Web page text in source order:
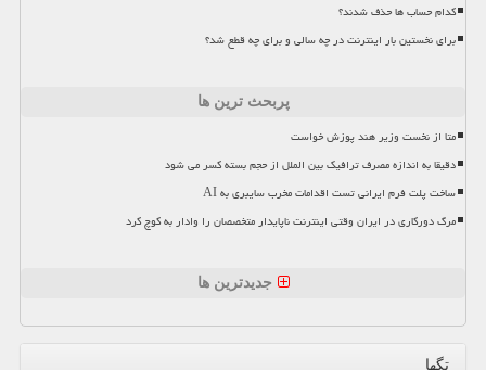
کدام حساب ها حذف شدند؟
برای نخستین بار اینترنت در چه سالی و برای چه قطع شد؟
پربحث ترین ها
متا از نخست وزیر هند پوزش خواست
دقیقا به اندازه مصرف ترافیک بین الملل از حجم بسته کسر می شود
ساخت پلت فرم ایرانی تست اقدامات مخرب سایبری به AI
مرگ دورکاری در ایران وقتی اینترنت ناپایدار متخصصان را وادار به کوچ کرد
جدیدترین ها
تگها